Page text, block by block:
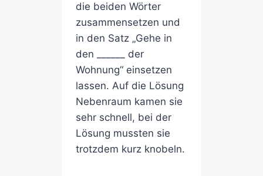
die beiden Wörter
zusammensetzen und
in den Satz „Gehe in
den ______ der
Wohnung“ einsetzen
lassen. Auf die Lösung
Nebenraum kamen sie
sehr schnell, bei der
Lösung mussten sie
trotzdem kurz knobeln.